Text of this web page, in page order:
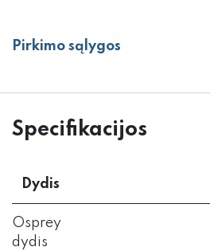
Pirkimo sąlygos
Specifikacijos
Dydis
Osprey
dydis